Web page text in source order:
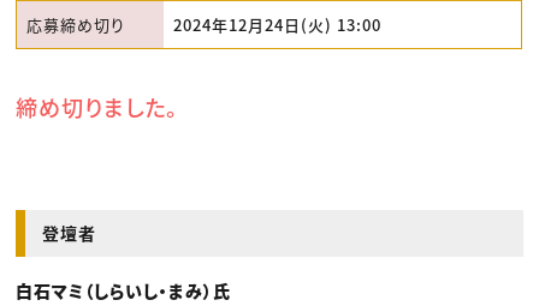
応募締め切り 2024年12月24日(火) 13:00
締め切りました。
登壇者
白石マミ（しらいし・まみ）氏